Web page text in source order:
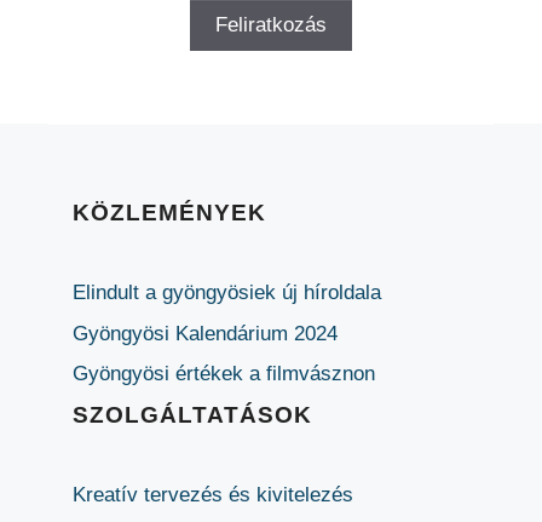
KÖZLEMÉNYEK
Elindult a gyöngyösiek új híroldala
Gyöngyösi Kalendárium 2024
Gyöngyösi értékek a filmvásznon
SZOLGÁLTATÁSOK
Kreatív tervezés és kivitelezés